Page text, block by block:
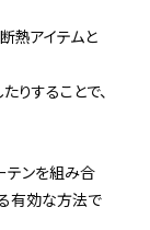
熱アイテムと
りすることで、
テンを組み合
有効な方法で